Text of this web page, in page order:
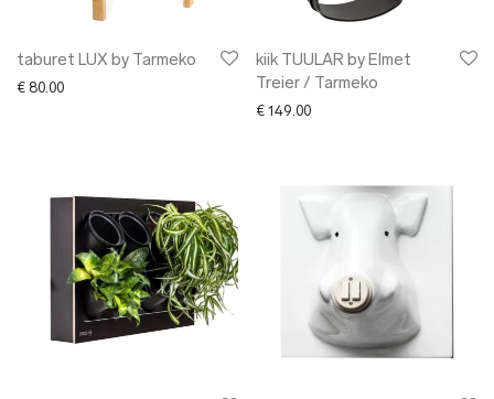
taburet LUX by Tarmeko
€ 80.00
kiik TUULAR by Elmet
Treier / Tarmeko
€ 149.00